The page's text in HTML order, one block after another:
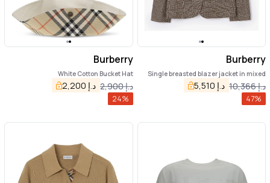
Burberry
Single breasted blazer jacket in mixed
woolد.إ10,366 د.إ 5,510
47%
Burberry
White Cotton Bucket Hat
د.إ2,900 د.إ 2,200
24%